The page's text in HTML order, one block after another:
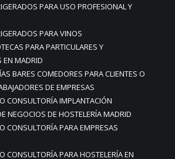
PARA USO PROFESIONAL Y
PARA VINOS
PARA PARTICULARES Y
EN MADRID
BARES COMEDORES PARA CLIENTES O
DE EMPRESAS
CONSULTORÍA IMPLANTACIÓN
NEGOCIOS DE HOSTELERÍA MADRID
CONSULTORÍA PARA EMPRESAS
CONSULTORÍA PARA HOSTELERÍA EN